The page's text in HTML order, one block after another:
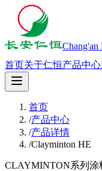
Chang'an
首页关于仁恒产品中心
首页
/产品中心
/产品详情
/Clayminton HE
CLAYMINTON系列 涂